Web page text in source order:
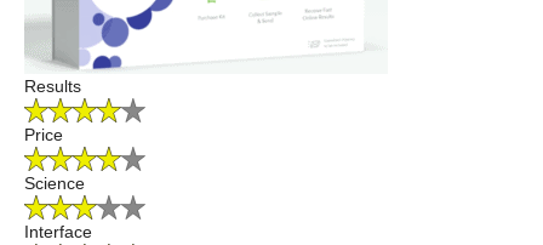
Results
Price
Science
Interface